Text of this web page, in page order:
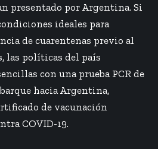
presentado por Argentina. Si
ideales para
de cuarentenas previo al
las políticas del país
con una prueba PCR de
hacia Argentina,
de vacunación
COVID-19.